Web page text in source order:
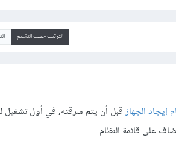
الترتيب حسب التقييم
إيجاد الجهازقبل أن يتم سرقته, في أول تشغيل
على قائمة النظام